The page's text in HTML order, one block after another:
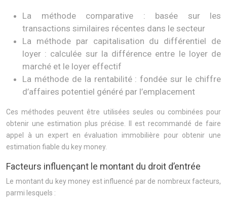
La méthode comparative : basée sur les
transactions similaires récentes dans le secteur
La méthode par capitalisation du différentiel de
loyer : calculée sur la différence entre le loyer de
marché et le loyer effectif
La méthode de la rentabilité : fondée sur le chiffre
d’affaires potentiel généré par l’emplacement
Ces méthodes peuvent être utilisées seules ou combinées pour
obtenir une estimation plus précise. Il est recommandé de faire
appel à un expert en évaluation immobilière pour obtenir une
estimation fiable du key money.
Facteurs influençant le montant du droit d’entrée
Le montant du key money est influencé par de nombreux facteurs,
parmi lesquels :